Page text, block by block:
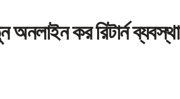
অনলাইন কর রিটার্ন ব্যবস্থা